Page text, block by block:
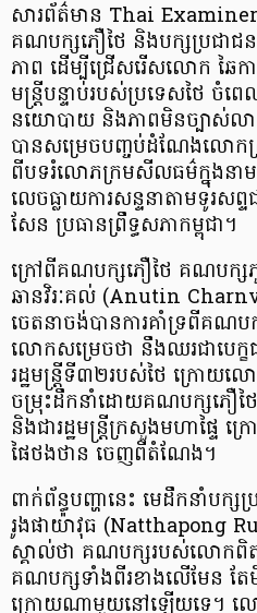
សារព័ត៌មាន Thai
គណបក្សភឿថៃ និងបក្សប្រជាជន
ភាព ដើម្បីជ្រើសរើសលោក ឆៃ
មន្ត្រីបន្ទាប់របស់ប្រទេសថៃ ចំ
នយោបាយ និងភាពមិនច្បាស់លា
បានសម្រេចបញ្ចប់ដំណែងលោក
ពីបទរំលោភក្រមសីលធម៌ក្នុងនា
លេចធ្លាយការសន្ទនាតាមទូរស
សែន ប្រធានព្រឹទ្ធសភាកម្ពុជា។
ក្រៅពីគណបក្សភឿថៃ គណបក្ស
ឆានវិរៈគល់ (Anutin
ចេតនាចង់បានការគាំទ្រពីគណ
លោកសម្រេចថា នឹងឈរជាបេក្
រដ្ឋមន្រ្តីទី៣២របស់ថៃ ក្រោយល
ចម្រុះដឹកនាំដោយគណបក្សភឿថ
និងជារដ្ឋមន្រ្តីក្រសួងមហាផ្ទ
ផៃថងថាន ចេញពីតំណែង។
ពាក់ព័ន្ធបញ្ហានេះ មេដឹកនាំប
រូងផាយ៉ាវុធ (Natthapong
ស្គាល់ថា គណបក្សរបស់លោកពិត
គណបក្សទាំងពីរខាងលើមែន តែ
ក្រោយណាមួយនៅឡើយទេ។ លោ